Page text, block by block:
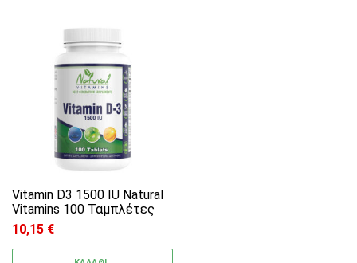
Vitamin D3 1500 IU Natural
Vitamins 100 Ταμπλέτες
10,15 €